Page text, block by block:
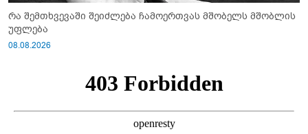
რა შემთხვევაში შეიძლება ჩამოერთვას მშობელს მშობლის
უფლება
08.08.2026